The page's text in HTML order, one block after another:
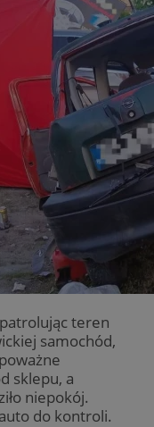
patrolując teren
samochód,
sklepu, a
niepokój.
do kontroli.